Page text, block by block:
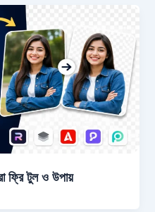
ফ্রি টুল ও উপায়